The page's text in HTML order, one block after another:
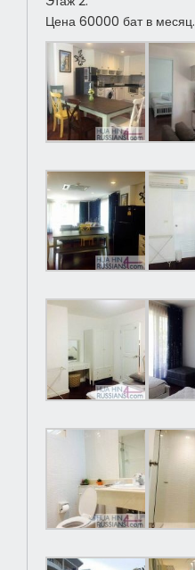
Цена 60000 бат в месяц.